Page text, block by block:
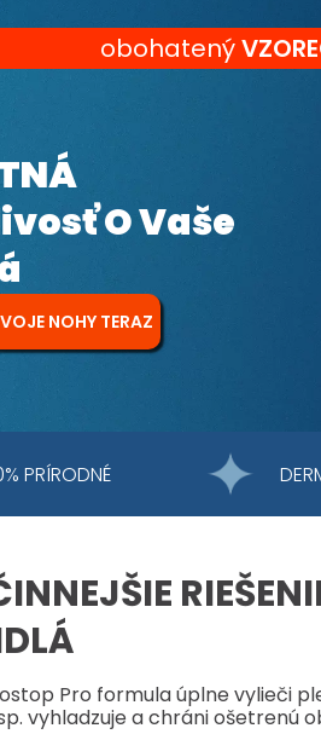
obohatený
O Vaše
NOHY TERAZ
PRÍRODNÉ
Pro formula úplne vylieči
vyhladzuje a chráni ošetrenú